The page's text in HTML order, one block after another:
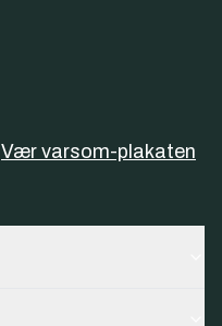
Vær varsom-plakaten